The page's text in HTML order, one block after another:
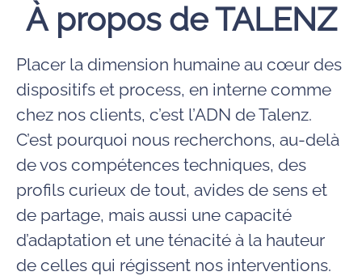
À propos de TALENZ
Placer la dimension humaine au cœur des
dispositifs et process, en interne comme
chez nos clients, c’est l’ADN de Talenz.
C’est pourquoi nous recherchons, au-delà
de vos compétences techniques, des
profils curieux de tout, avides de sens et
de partage, mais aussi une capacité
d’adaptation et une ténacité à la hauteur
de celles qui régissent nos interventions.